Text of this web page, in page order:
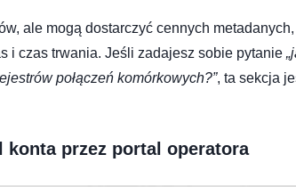
ale mogą dostarczyć cennych metadanych,
i czas trwania. Jeśli zadajesz sobie pytanie
połączeń komórkowych?”, ta sekcja
konta przez portal operatora